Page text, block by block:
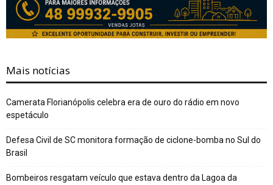
Mais notícias
Camerata Florianópolis celebra era de ouro do rádio em novo
espetáculo
Defesa Civil de SC monitora formação de ciclone-bomba no Sul do
Brasil
Bombeiros resgatam veículo que estava dentro da Lagoa da